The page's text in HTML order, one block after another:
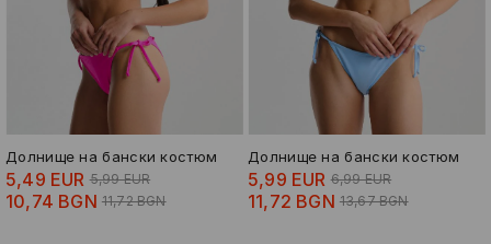
Долнище на бански костюм
5,49 EUR 5,99 EUR
10,74 BGN 11,72 BGN
Долнище на бански костюм
5,99 EUR 6,99 EUR
11,72 BGN 13,67 BGN